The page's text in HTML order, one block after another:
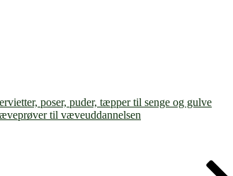
poser, puder, tæpper til senge og gulve
til væveuddannelsen